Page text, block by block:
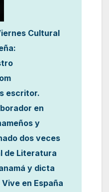
Cultural
escritor.
en
y
dos veces
de Literatura
y dicta
en España